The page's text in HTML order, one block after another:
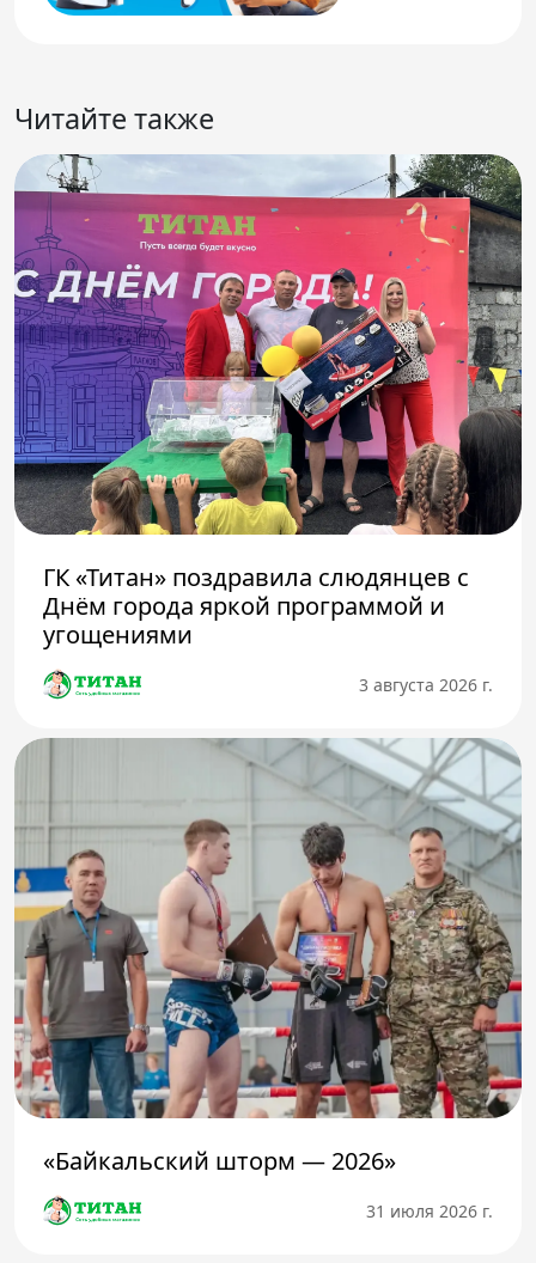
Читайте также
ГК «Титан» поздравила слюдянцев с
Днём города яркой программой и
угощениями
3 августа 2026 г.
«Байкальский шторм — 2026»
31 июля 2026 г.